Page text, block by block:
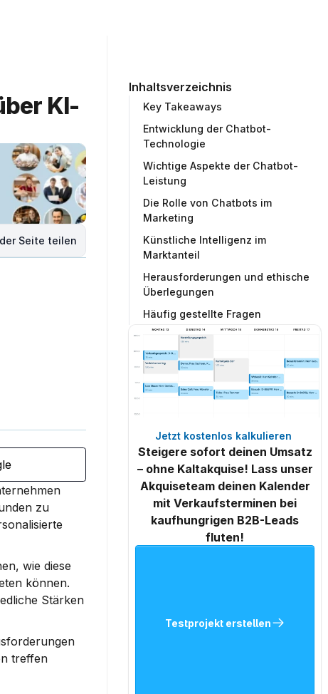
Inhaltsverzeichnis
Key Takeaways
Entwicklung der Chatbot-
Technologie
Wichtige Aspekte der Chatbot-
Leistung
Die Rolle von Chatbots im
Marketing
Künstliche Intelligenz im
Marktanteil
Herausforderungen und ethische
Überlegungen
Häufig gestellte Fragen
Jetzt kostenlos kalkulieren
Steigere sofort deinen Umsatz
– ohne Kaltakquise! Lass unser
Akquiseteam deinen Kalender
mit Verkaufsterminen bei
kaufhungrigen B2B-Leads
fluten!
Testprojekt erstellen
KI-
der Seite teilen
zu
wie diese
können.
Stärken
treffen